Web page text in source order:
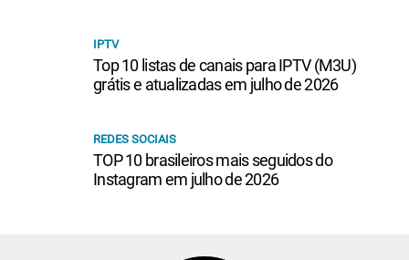
IPTV
Top 10 listas de canais para IPTV (M3U)
grátis e atualizadas em julho de 2026
REDES SOCIAIS
TOP 10 brasileiros mais seguidos do
Instagram em julho de 2026